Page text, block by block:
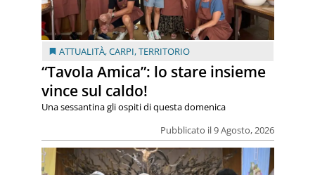
ATTUALITÀ,CARPI,TERRITORIO
“Tavola Amica”: lo stare insieme
vince sul caldo!
Pubblicato il 9 Agosto, 2026
Una sessantina gli ospiti di questa domenica